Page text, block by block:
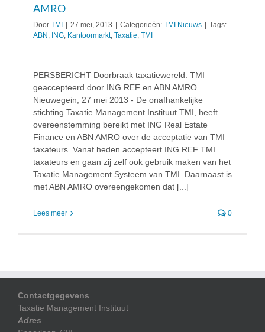
AMRO
Door TMI | 27 mei, 2013 | Categorieën: TMI Nieuws | Tags:
ABN ING Kantoormarkt, Taxatie TMI
PERSBERICHT Doorbraak taxatiewereld: TMI
geaccepteerd door ING REF en ABN AMRO
Nieuwegein, 27 mei 2013 - De onafhankelijke
stichting Taxatie Management Instituut TMI, heeft
overeenstemming bereikt met ING Real Estate
Finance en ABN AMRO over de acceptatie van TMI
taxateurs. Vanaf heden accepteert ING REF TMI
taxateurs en gaan zij zelf ook gebruik maken van het
Taxatie Management Systeem van TMI. Daarnaast is
met ABN AMRO overeengekomen dat [...]
Lees meer 0
Contactgegevens
Taxatie Management Instituut
Adres